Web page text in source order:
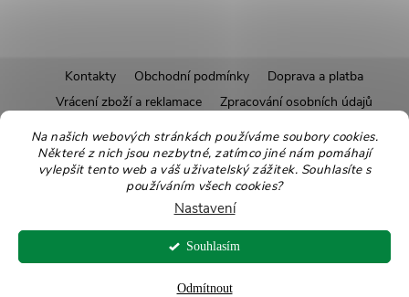
Na našich webových stránkách používáme soubory cookies.
Některé z nich jsou nezbytné, zatímco jiné nám pomáhají
vylepšit tento web a váš uživatelský zážitek. Souhlasíte s
používáním všech cookies?
Nastavení
Odmítnout
Souhlasím
á
Kontakty Obchodní podmínky
Doprava a platba
Vrácení zboží a reklamace
Zpracování osobních údajů
Pravidla soutěží
Affiliate program
Recepty
Pro nové dodavatele
Ekologické balení Moje objednávka
Vytvořil Shoptet
Copyright 2026Zdravoslav. Všechna práva vyhrazena.Upravit nastavení
cookies